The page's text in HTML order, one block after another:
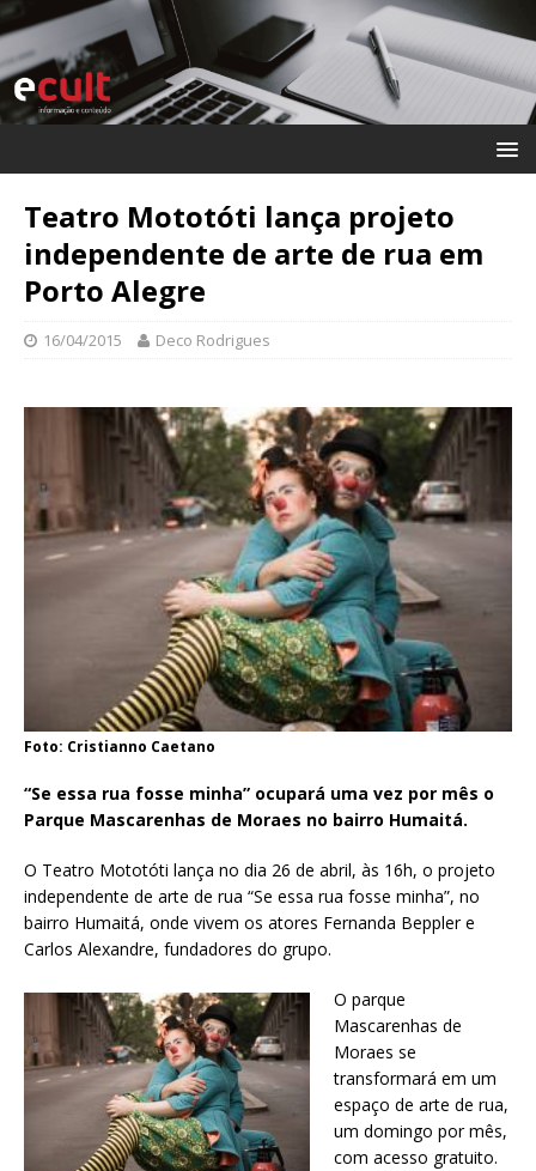
Teatro Mototóti lança projeto
independente de arte de rua em
Porto Alegre
16/04/2015 Deco Rodrigues
Foto: Cristianno Caetano
“Se essa rua fosse minha” ocupará uma vez por mês o
Parque Mascarenhas de Moraes no bairro Humaitá.
O Teatro Mototóti lança no dia 26 de abril, às 16h, o projeto
independente de arte de rua “Se essa rua fosse minha”, no
bairro Humaitá, onde vivem os atores Fernanda Beppler e
Carlos Alexandre, fundadores do grupo.
O parque
Mascarenhas de
Moraes se
transformará em um
espaço de arte de rua,
um domingo por mês,
com acesso gratuito.